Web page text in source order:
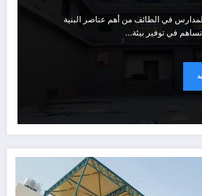
في الطائف من أهم عناصر البنية
تساهم في توفير بيئة…